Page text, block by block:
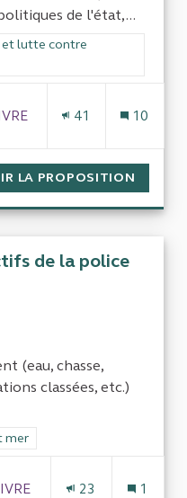
de l'état,...
: Cohésion sociale,
et lutte contre
41 10
LA PROPOSITION
de la police
(eau, chasse,
classées, etc.)
: Environnement,
mer
23 1